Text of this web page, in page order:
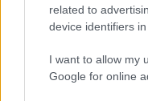
related to
device identifiers in
I want to allow my
Google for online